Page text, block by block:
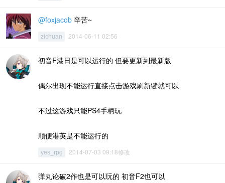
@foxjacob 辛苦~
zichuan 2014-06-11 02:56
初音F港日是可以运行的 但要更新到最新版
偶尔出现不能运行直接点击游戏刷新键就可以
不过这游戏只能PS4手柄玩
顺便港英是不能运行的
yes_rpg 2014-07-03 09:18修改
弹丸论破2作也是可以玩的 初音F2也可以